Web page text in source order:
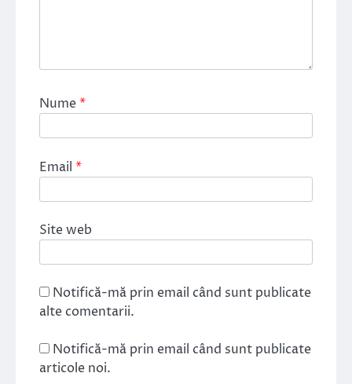
Nume*
Email *
Site web
Notifică-mă prin email când sunt publicate
alte comentarii.
Notifică-mă prin email când sunt publicate
articole noi.